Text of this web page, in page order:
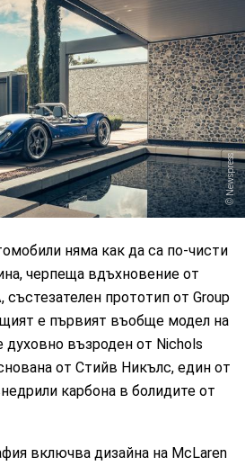
Newspress
няма как да са по-чисти
черпеща вдъхновение от
състезателен прототип от Group
е първият въобще модел на
духовно възроден от Nichols
от Стийв Никълс, един от
карбона в болидите от
включва дизайна на McLaren